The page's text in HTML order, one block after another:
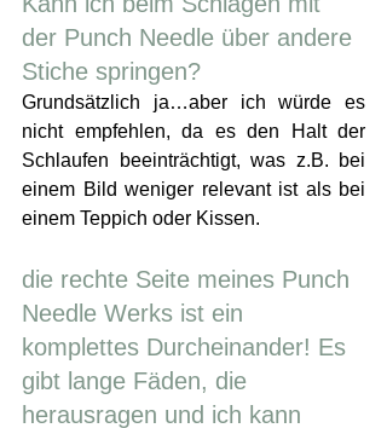
der Punch Needle über andere
Stiche springen?
Grundsätzlich ja…aber ich würde es
nicht empfehlen, da es den Halt der
Schlaufen beeinträchtigt, was z.B. bei
einem Bild weniger relevant ist als bei
einem Teppich oder Kissen.
die rechte Seite meines Punch
Needle Werks ist ein
komplettes Durcheinander! Es
gibt lange Fäden, die
herausragen und ich kann